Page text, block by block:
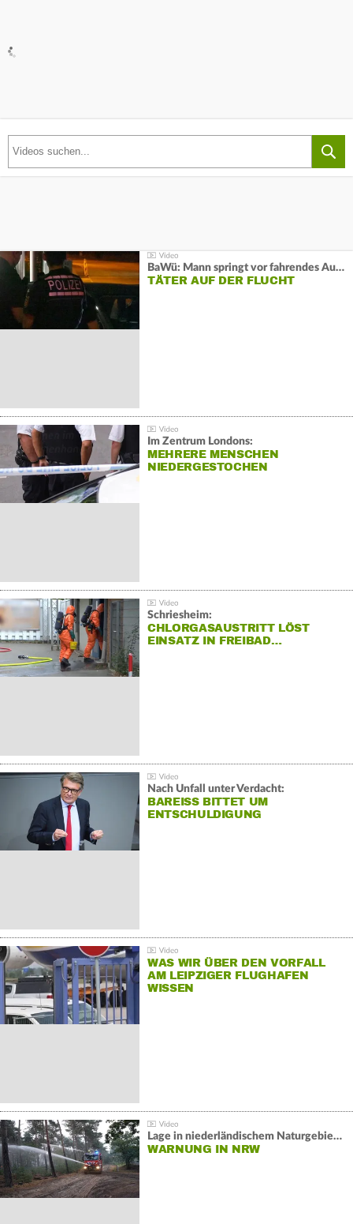
BaWü: Mann springt vor fahrendes Auto und schießt
TÄTER AUF DER FLUCHT
Im Zentrum Londons:
MEHRERE MENSCHEN
NIEDERGESTOCHEN
Schriesheim:
CHLORGASAUSTRITT LÖST
EINSATZ IN FREIBAD…
Nach Unfall unter Verdacht:
BAREISS BITTET UM E
NTSCHULDIGUNG
WAS WIR ÜBER DEN VORFALL
AM LEIPZIGER FLUGHAFEN
WISSEN
Lage in niederländischem Naturgebiet stabil
WARNUNG IN NRW